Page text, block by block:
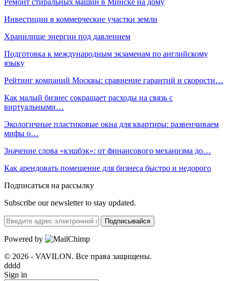
Ремонт стиральных машин в Минске на дому
Инвестиции в коммерческие участки земли
Хранилище энергии под давлением
Подготовка к международным экзаменам по английскому
языку
Рейтинг компаний Москвы: сравнение гарантий и скорости…
Как малый бизнес сокращает расходы на связь с
виртуальными…
Экологичные пластиковые окна для квартиры: развенчиваем
мифы о…
Значение слова «кэшбэк»: от финансового механизма до…
Как арендовать помещение для бизнеса быстро и недорого
Подписаться на рассылку
Subscribe our newsletter to stay updated.
Подписывайся
Powered by
© 2026 - VAVILON. Все права защищены.
dddd
Sign in